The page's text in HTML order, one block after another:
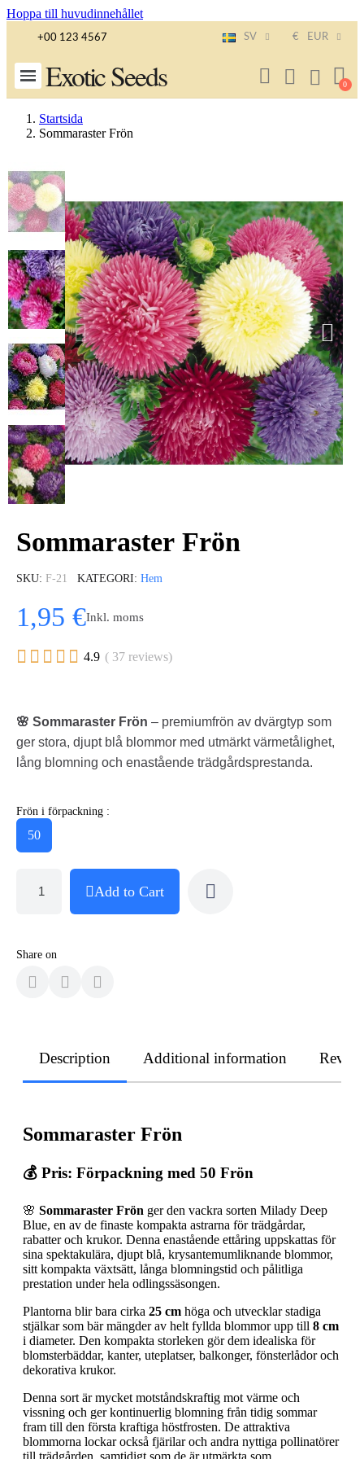
Hoppa till huvudinnehållet
+00 123 4567 SV € EUR
Exotic Seeds
Startsida
Sommaraster Frön
Sommaraster Frön
SKU F-21 KATEGORI Hem
1,95 €Inkl. moms
     4.9 ( 37 reviews)
🌸 Sommaraster Frön – premiumfrön av dvärgtyp som
ger stora, djupt blå blommor med utmärkt värmetålighet,
lång blomning och enastående trädgårdsprestanda.
Frön i förpackning :
50
Add to Cart
Share on
Description Additional information
Sommaraster Frön
💰 Pris: Förpackning med 50 Frön
🌸 Sommaraster Frön ger den vackra sorten Milady Deep
Blue, en av de finaste kompakta astrarna för trädgårdar,
rabatter och krukor. Denna enastående ettåring uppskattas för
sina spektakulära, djupt blå, krysantemumliknande blommor,
sitt kompakta växtsätt, långa blomningstid och pålitliga
prestation under hela odlingssäsongen.
Plantorna blir bara cirka 25 cm höga och utvecklar stadiga
stjälkar som bär mängder av helt fyllda blommor upp till 8 cm
i diameter. Den kompakta storleken gör dem idealiska för
blomsterbäddar, kanter, uteplatser, balkonger, fönsterlådor och
dekorativa krukor.
Denna sort är mycket motståndskraftig mot värme och
vissning och ger kontinuerlig blomning från tidig sommar
fram till den första kraftiga höstfrosten. De attraktiva
blommorna lockar också fjärilar och andra nyttiga pollinatörer
till trädgården, samtidigt som de är utmärkta som